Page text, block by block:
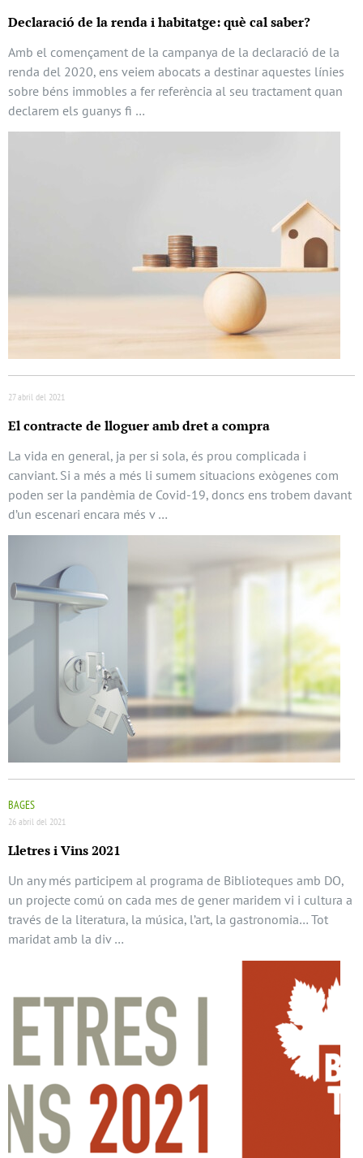
Declaració de la renda i habitatge: què cal saber?
Amb el començament de la campanya de la declaració de la
renda del 2020, ens veiem abocats a destinar aquestes línies
sobre béns immobles a fer referència al seu tractament quan
declarem els guanys fi …
27 abril del 2021
El contracte de lloguer amb dret a compra
La vida en general, ja per si sola, és prou complicada i
canviant. Si a més a més li sumem situacions exògenes com
poden ser la pandèmia de Covid-19, doncs ens trobem davant
d’un escenari encara més v …
BAGES
26 abril del 2021
Lletres i Vins 2021
Un any més participem al programa de Biblioteques amb DO,
un projecte comú on cada mes de gener maridem vi i cultura a
través de la literatura, la música, l’art, la gastronomia… Tot
maridat amb la div …